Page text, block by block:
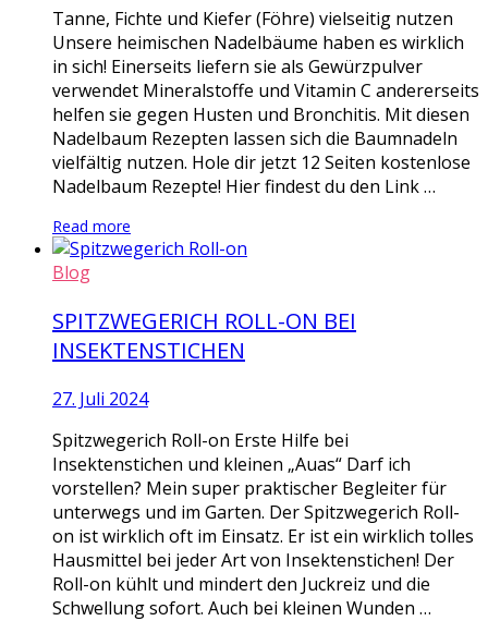
Tanne, Fichte und Kiefer (Föhre) vielseitig nutzen
Unsere heimischen Nadelbäume haben es wirklich
in sich! Einerseits liefern sie als Gewürzpulver
verwendet Mineralstoffe und Vitamin C andererseits
helfen sie gegen Husten und Bronchitis. Mit diesen
Nadelbaum Rezepten lassen sich die Baumnadeln
vielfältig nutzen. Hole dir jetzt 12 Seiten kostenlose
Nadelbaum Rezepte! Hier findest du den Link …
Read more
Blog
SPITZWEGERICH ROLL-ON BEI
INSEKTENSTICHEN
27. Juli 2024
Spitzwegerich Roll-on Erste Hilfe bei
Insektenstichen und kleinen „Auas“ Darf ich
vorstellen? Mein super praktischer Begleiter für
unterwegs und im Garten. Der Spitzwegerich Roll-
on ist wirklich oft im Einsatz. Er ist ein wirklich tolles
Hausmittel bei jeder Art von Insektenstichen! Der
Roll-on kühlt und mindert den Juckreiz und die
Schwellung sofort. Auch bei kleinen Wunden …